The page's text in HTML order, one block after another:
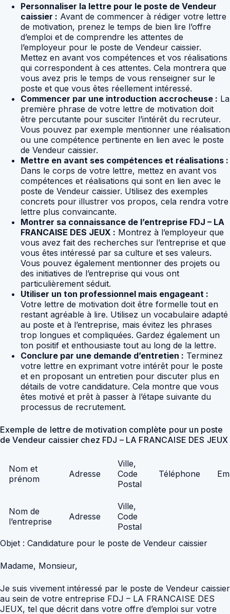
Personnaliser la lettre pour le poste de Vendeur
caissier : Avant de commencer à rédiger votre lettre
de motivation, prenez le temps de bien lire l’offre
d’emploi et de comprendre les attentes de
l’employeur pour le poste de Vendeur caissier.
Mettez en avant vos compétences et vos réalisations
qui correspondent à ces attentes. Cela montrera que
vous avez pris le temps de vous renseigner sur le
poste et que vous êtes réellement intéressé.
Commencer par une introduction accrocheuse : La
première phrase de votre lettre de motivation doit
être percutante pour susciter l’intérêt du recruteur.
Vous pouvez par exemple mentionner une réalisation
ou une compétence pertinente en lien avec le poste
de Vendeur caissier.
Mettre en avant ses compétences et réalisations :
Dans le corps de votre lettre, mettez en avant vos
compétences et réalisations qui sont en lien avec le
poste de Vendeur caissier. Utilisez des exemples
concrets pour illustrer vos propos, cela rendra votre
lettre plus convaincante.
Montrer sa connaissance de l’entreprise FDJ – LA
FRANCAISE DES JEUX : Montrez à l’employeur que
vous avez fait des recherches sur l’entreprise et que
vous êtes intéressé par sa culture et ses valeurs.
Vous pouvez également mentionner des projets ou
des initiatives de l’entreprise qui vous ont
particulièrement séduit.
Utiliser un ton professionnel mais engageant :
Votre lettre de motivation doit être formelle tout en
restant agréable à lire. Utilisez un vocabulaire adapté
au poste et à l’entreprise, mais évitez les phrases
trop longues et compliquées. Gardez également un
ton positif et enthousiaste tout au long de la lettre.
Conclure par une demande d’entretien : Terminez
votre lettre en exprimant votre intérêt pour le poste
et en proposant un entretien pour discuter plus en
détails de votre candidature. Cela montre que vous
êtes motivé et prêt à passer à l’étape suivante du
processus de recrutement.
Exemple de lettre de motivation complète pour un poste
de Vendeur caissier chez FDJ – LA FRANCAISE DES JEUX
Nom et
prénom
Adresse
Ville,
Code
Postal
Téléphone
Nom de
l’entreprise
Adresse
Ville,
Code
Postal
Objet : Candidature pour le poste de Vendeur caissier
Madame, Monsieur,
Je suis vivement intéressé par le poste de Vendeur caissier
au sein de votre entreprise FDJ – LA FRANCAISE DES
JEUX, tel que décrit dans votre offre d’emploi sur votre